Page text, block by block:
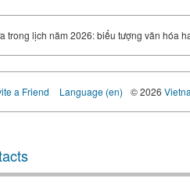
trong lịch năm 2026: biểu tượng văn hóa
a Friend Language (en) © 2026